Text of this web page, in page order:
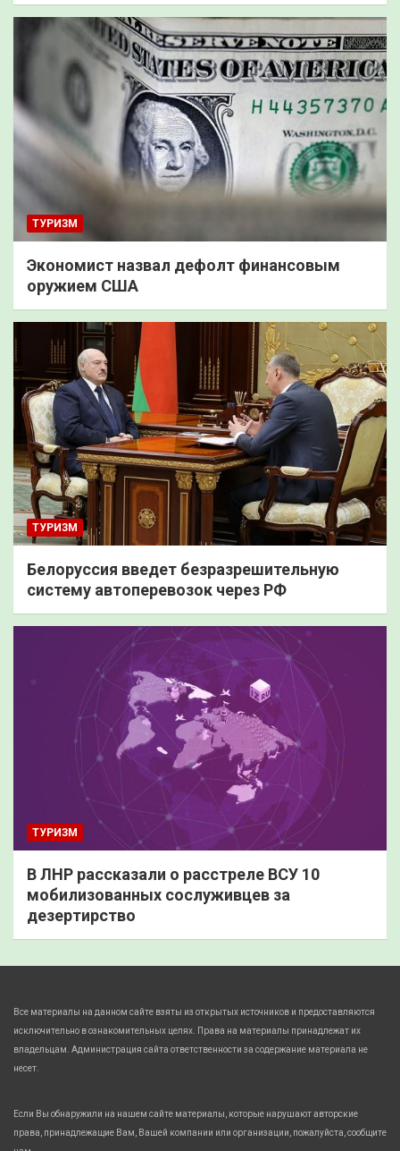
ТУРИЗМ
Экономист назвал дефолт финансовым
оружием США
ТУРИЗМ
Белоруссия введет безразрешительную
систему автоперевозок через РФ
ТУРИЗМ
В ЛНР рассказали о расстреле ВСУ 10
мобилизованных сослуживцев за
дезертирство
Все материалы на данном сайте взяты из открытых источников и предоставляются
исключительно в ознакомительных целях. Права на материалы принадлежат их
владельцам. Администрация сайта ответственности за содержание материала не
несет.
Если Вы обнаружили на нашем сайте материалы, которые нарушают авторские
права, принадлежащие Вам, Вашей компании или организации, пожалуйста, сообщите